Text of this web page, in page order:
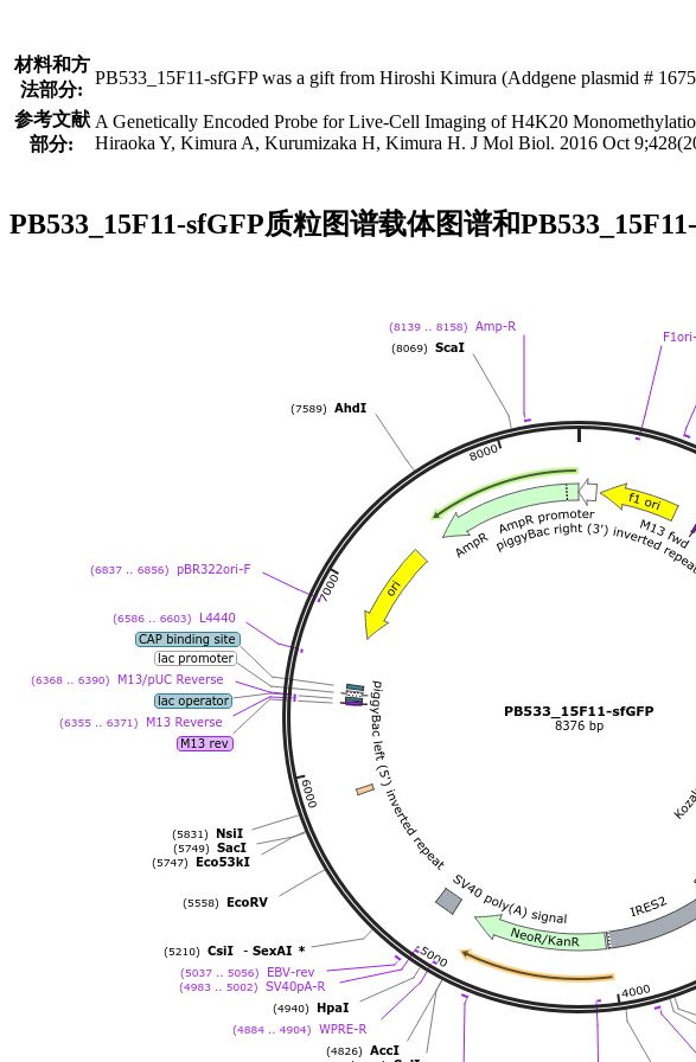
材料和方
法部分:
PB533_15F11-sfGFP was a gift from Hiroshi Kimura (Addgene plasmid #
参考文献
部分:
A Genetically Encoded Probe for Live-Cell Imaging of H4K20
Hiraoka Y, Kimura A, Kurumizaka H, Kimura H. J Mol Biol. 2016 Oct
PB533_15F11-sfGFP质粒图谱载体图谱和